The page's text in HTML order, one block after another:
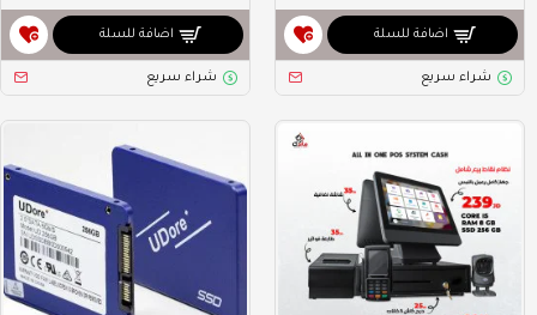
اضافة للسلة
شراء سريع
اضافة للسلة
شراء سريع